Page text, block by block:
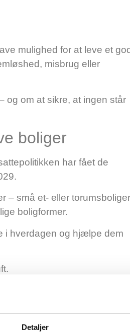
Detaljer
mulighed for at leve et
misbrug eller
og om at sikre, at ingen står
boliger
har fået de
– små et- eller torumsboliger
boligformer.
i hverdagen og hjælpe dem
sværest.
trygge rammer skaber